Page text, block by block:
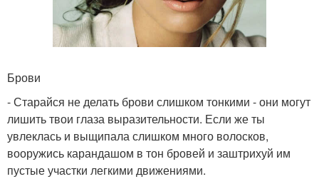
Брови
- Старайся не делать брови слишком тонкими - они могут
лишить твои глаза выразительности. Если же ты
увлеклась и выщипала слишком много волосков,
вооружись карандашом в тон бровей и заштрихуй им
пустые участки легкими движениями.